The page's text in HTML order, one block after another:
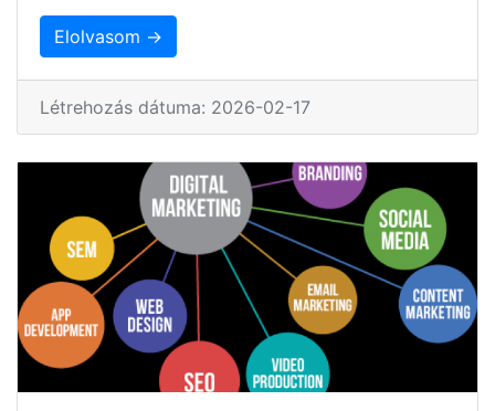
Elolvasom →
Létrehozás dátuma: 2026-02-17